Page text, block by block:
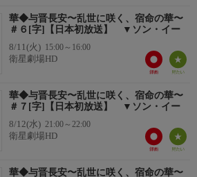
憶を失った敵国の皇弟と思わぬ形で出会
な将軍の姿ではなく、彼女を守り癒やす
ン、グアン・ホン、ウー・ユーホンと、
ン俳優たちが脇を固める。
華◆与晋長安〜乱世に咲く、宿命の華〜
＃６[字]【日本初放送】 ▼ソン・イー
8/11(火) 15:00～16:00
衛星劇場HD
華◆与晋長安〜乱世に咲く、宿命の華〜
＃７[字]【日本初放送】 ▼ソン・イー
8/12(水) 21:00～22:00
衛星劇場HD
華◆与晋長安〜乱世に咲く、宿命の華〜